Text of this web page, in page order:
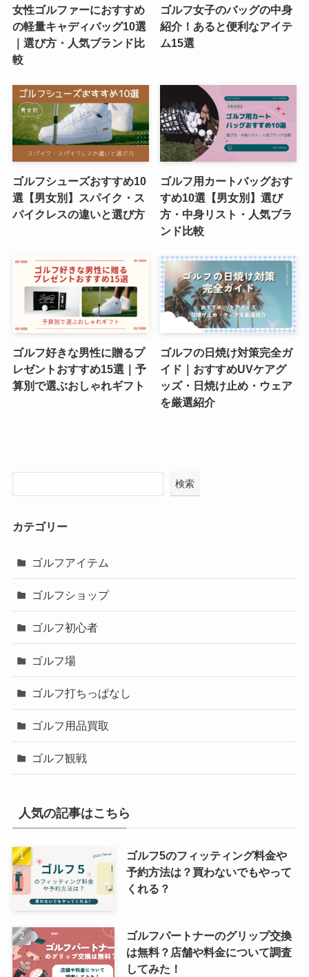
女性ゴルファーにおすすめ
の軽量キャディバッグ10選
｜選び方・人気ブランド比
較
ゴルフ女子のバッグの中身
紹介！あると便利なアイテ
ム15選
ゴルフシューズおすすめ10
選【男女別】スパイク・ス
パイクレスの違いと選び方
ゴルフ用カートバッグおす
すめ10選【男女別】選び
方・中身リスト・人気ブラ
ンド比較
ゴルフ好きな男性に贈るプ
レゼントおすすめ15選｜予
算別で選ぶおしゃれギフト
ゴルフの日焼け対策完全ガ
イド｜おすすめUVケアグ
ッズ・日焼け止め・ウェア
を厳選紹介
検索
カテゴリー
ゴルフアイテム
ゴルフショップ
ゴルフ初心者
ゴルフ場
ゴルフ打ちっぱなし
ゴルフ用品買取
ゴルフ観戦
人気の記事はこちら
ゴルフ5のフィッティング料金や
予約方法は？買わないでもやって
くれる？
ゴルフパートナーのグリップ交換
は無料？店舗や料金について調査
してみた！